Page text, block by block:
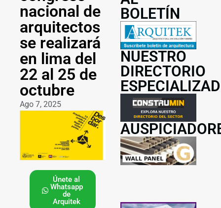
nacional de
arquitectos
se realizará
en lima del
22 al 25 de
octubre
Ago 7, 2025
Únete al
Whatsapp
de
Arquitek
BOLETÍN
NUESTRO
DIRECTORIO